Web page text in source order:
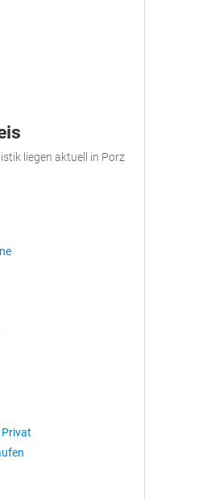
liegen aktuell in Porz